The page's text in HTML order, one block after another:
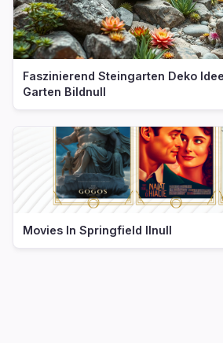
Faszinierend Steingarten Deko
Garten Bildnull
Movies In Springfield Ilnull